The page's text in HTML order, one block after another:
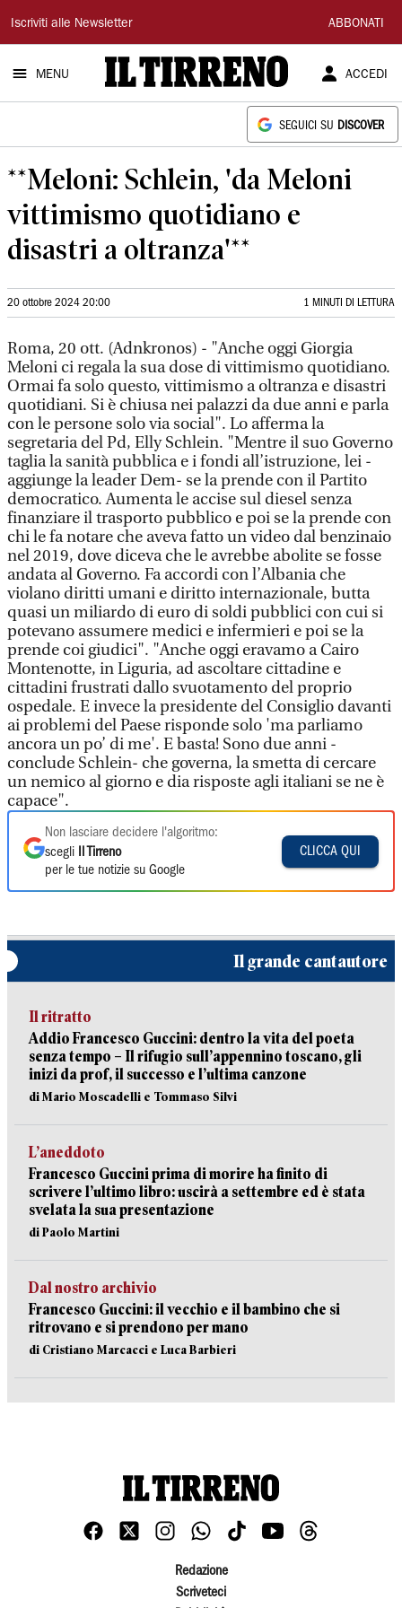
Il
Tirreno
Iscriviti alle Newsletter ABBONATI
MENU ACCEDI
SEGUICI SU DISCOVER
**Meloni: Schlein, 'da Meloni
vittimismo quotidiano e
disastri a oltranza'**
20 ottobre 2024 20:00 1 MINUTI DI LETTURA
Roma, 20 ott. (Adnkronos) - "Anche oggi Giorgia
Meloni ci regala la sua dose di vittimismo quotidiano.
Ormai fa solo questo, vittimismo a oltranza e disastri
quotidiani. Si è chiusa nei palazzi da due anni e parla
con le persone solo via social". Lo afferma la
segretaria del Pd, Elly Schlein. "Mentre il suo Governo
taglia la sanità pubblica e i fondi all’istruzione, lei -
aggiunge la leader Dem- se la prende con il Partito
democratico. Aumenta le accise sul diesel senza
finanziare il trasporto pubblico e poi se la prende con
chi le fa notare che aveva fatto un video dal benzinaio
nel 2019, dove diceva che le avrebbe abolite se fosse
andata al Governo. Fa accordi con l’Albania che
violano diritti umani e diritto internazionale, butta
quasi un miliardo di euro di soldi pubblici con cui si
potevano assumere medici e infermieri e poi se la
prende coi giudici". "Anche oggi eravamo a Cairo
Montenotte, in Liguria, ad ascoltare cittadine e
cittadini frustrati dallo svuotamento del proprio
ospedale. E invece la presidente del Consiglio davanti
ai problemi del Paese risponde solo 'ma parliamo
ancora un po’ di me'. E basta! Sono due anni -
conclude Schlein- che governa, la smetta di cercare
un nemico al giorno e dia risposte agli italiani se ne è
capace".
Non lasciare decidere l'algoritmo:
scegli
Il Tirreno
per le tue notizie su Google
CLICCA QUI
Il grande cantautore
Il ritratto
Addio Francesco Guccini: dentro la vita del poeta
senza tempo – Il rifugio sull’appennino toscano, gli
inizi da prof, il successo e l’ultima canzone
di Mario Moscadelli e Tommaso Silvi
L’aneddoto
Francesco Guccini prima di morire ha finito di
scrivere l’ultimo libro: uscirà a settembre ed è stata
svelata la sua presentazione
di Paolo Martini
Dal nostro archivio
Francesco Guccini: il vecchio e il bambino che si
ritrovano e si prendono per mano
di Cristiano Marcacci e Luca Barbieri
Redazione
Scriveteci